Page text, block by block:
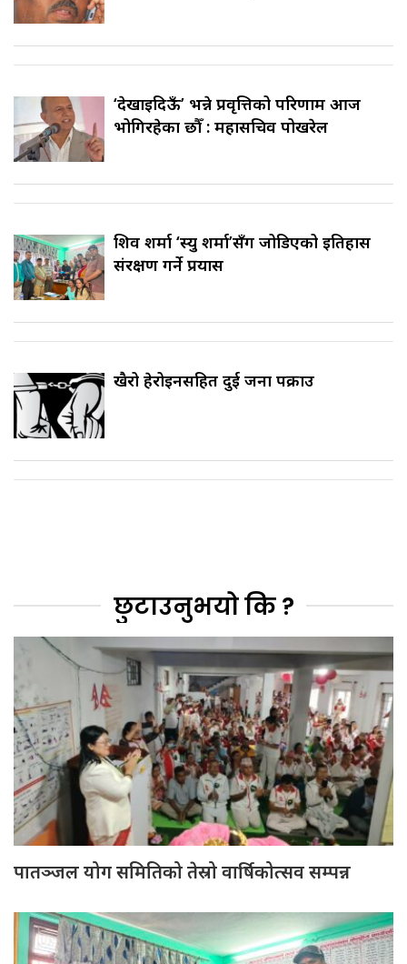
‘देखाइदिऊँ’ भन्ने प्रवृत्तिको परिणाम आज
भोगिरहेका छौँ : महासचिव पोखरेल
शिव शर्मा ‘स्यु शर्मा’सँग जोडिएको इतिहास
संरक्षण गर्ने प्रयास
खैरो हेरोइनसहित दुई जना पक्राउ
छुटाउनुभयो कि ?
पातञ्जल योग समितिको तेस्रो वार्षिकोत्सव सम्पन्न